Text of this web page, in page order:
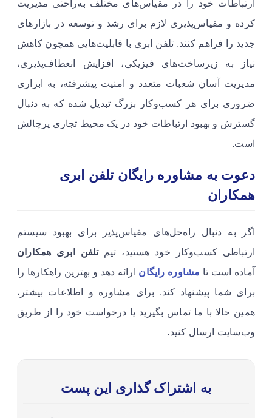
ارتباطات خود را در مقیاس‌های مختلف به‌راحتی مدیریت
کرده و مقیاس‌پذیری لازم برای رشد و توسعه در بازارهای
جدید را فراهم کنند. تلفن ابری با قابلیت‌هایی همچون کاهش
نیاز به زیرساخت‌های فیزیکی، افزایش انعطاف‌پذیری،
مدیریت آسان شعبات متعدد و امنیت پیشرفته، به ابزاری
ضروری برای هر کسب‌وکار بزرگ تبدیل شده که به دنبال
گسترش و بهبود ارتباطات خود در یک محیط تجاری پرچالش
است.
دعوت به مشاوره رایگان تلفن ابری
همکاران
اگر به دنبال راه‌حل‌های مقیاس‌پذیر برای بهبود سیستم
ارتباطی کسب‌وکار خود هستید، تیمتلفن ابری همکاران
آماده است تامشاوره رایگانارائه دهد و بهترین راهکارها را
برای شما پیشنهاد کند. برای مشاوره و اطلاعات بیشتر،
همین حالا با ما تماس بگیرید یا درخواست خود را از طریق
وب‌سایت ارسال کنید.
به اشتراک گذاری این پست